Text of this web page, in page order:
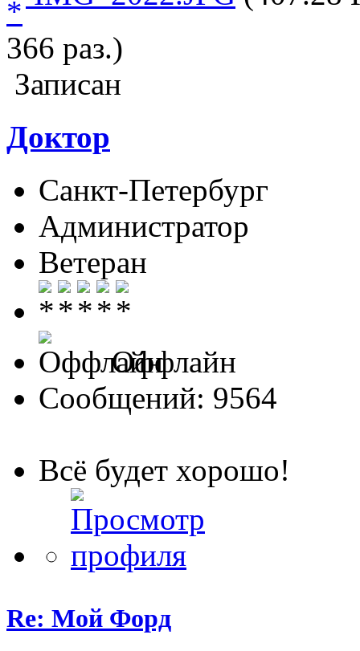
366 раз.)
Записан
Доктор
Санкт-Петербург
Администратор
Ветеран
Оффлайн
Сообщений: 9564
Всё будет хорошо!
Re: Мой Форд